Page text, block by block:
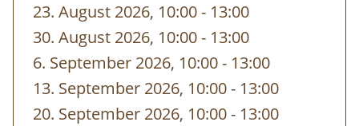
23. August 2026, 10:00- bis
13:00
30. August 2026, 10:00- bis
13:00
6. September 2026, 10:00- bis
13:00
13. September 2026, 10:00- bis
13:00
20. September 2026, 10:00- bis
13:00